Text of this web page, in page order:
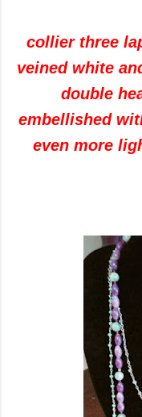
collier three
veined white
double
embellished
even more